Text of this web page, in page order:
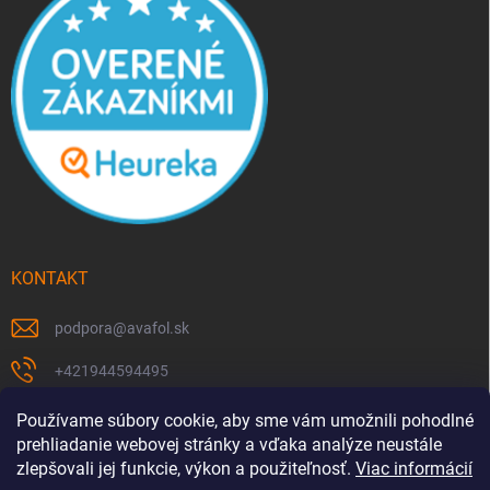
Používame súbory cookie, aby sme vám umožnili pohodlné
prehliadanie webovej stránky a vďaka analýze neustále
zlepšovali jej funkcie, výkon a použiteľnosť. Viac informácií
KONTAKT
podpora@avafol.sk
+421944594495
https://www.facebook.com/p/avafolsk-100091961793102/
avafol.sk/